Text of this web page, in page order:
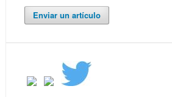
Enviar un artículo